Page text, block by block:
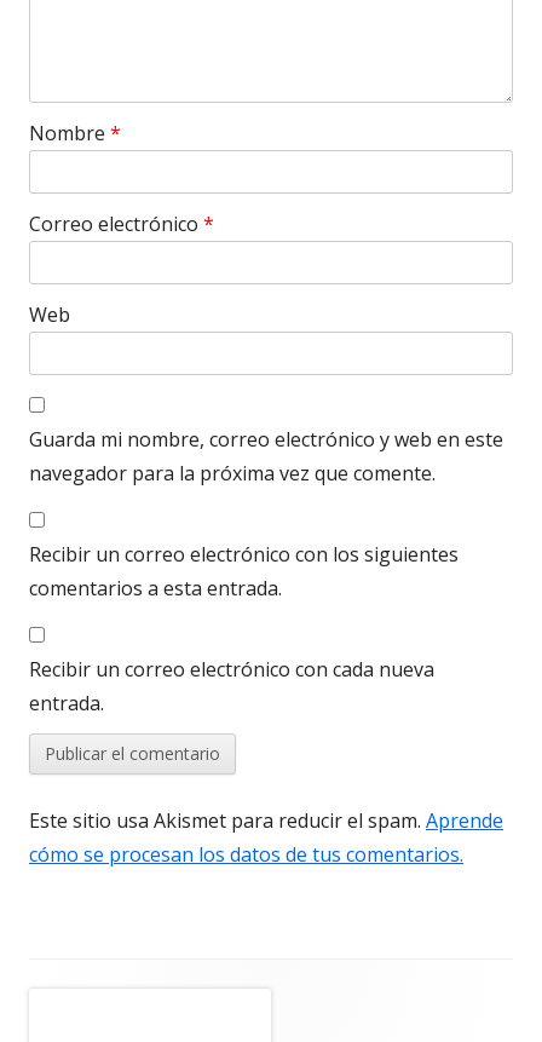
Nombre *
Correo electrónico *
Web
Guarda mi nombre, correo electrónico y web en este
navegador para la próxima vez que comente.
Recibir un correo electrónico con los siguientes
comentarios a esta entrada.
Recibir un correo electrónico con cada nueva
entrada.
Este sitio usa Akismet para reducir el spam. Aprende
cómo se procesan los datos de tus comentarios.